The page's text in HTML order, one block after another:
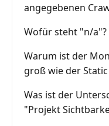
angegebenen
Wofür steht "n/a"?
Warum ist der
groß wie der Static
Was ist der
"Projekt